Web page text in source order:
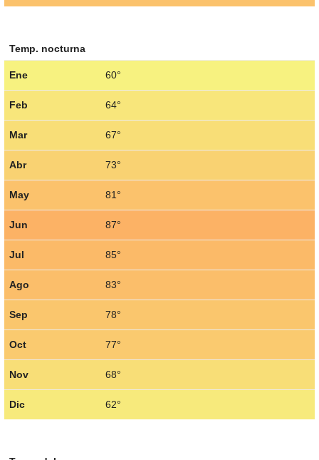
Temp. nocturna
Ene 60°
Feb 64°
Mar 67°
Abr 73°
May 81°
Jun 87°
Jul 85°
Ago 83°
Sep 78°
Oct 77°
Nov 68°
Dic 62°